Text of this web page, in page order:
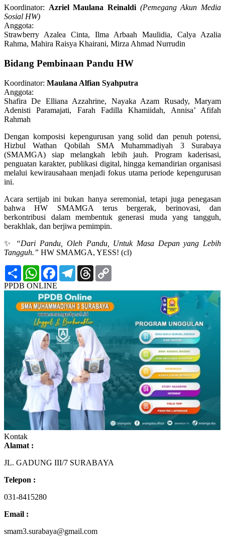
Koordinator: Azriel Maulana Reinaldi (Pemegang Akun Media
Sosial HW)
Anggota:
Strawberry Azalea Cinta, Ilma Arbaah Maulidia, Calya Azalia
Rahma, Mahira Raisya Khairani, Mirza Ahmad Nurrudin
Bidang Pembinaan Pandu HW
Koordinator: Maulana Alfian Syahputra
Anggota:
Shafira De Elliana Azzahrine, Nayaka Azam Rusady, Maryam
Adenisti Paramajati, Farah Fadilla Khamiidah, Annisa’ Afifah
Rahmah
Dengan komposisi kepengurusan yang solid dan penuh potensi,
Hizbul Wathan Qobilah SMA Muhammadiyah 3 Surabaya
(SMAMGA) siap melangkah lebih jauh. Program kaderisasi,
penguatan karakter, publikasi digital, hingga kemandirian organisasi
melalui kewirausahaan menjadi fokus utama periode kepengurusan
ini.
Acara sertijab ini bukan hanya seremonial, tetapi juga penegasan
bahwa HW SMAMGA terus bergerak, berinovasi, dan
berkontribusi dalam membentuk generasi muda yang tangguh,
berakhlak, dan berjiwa pemimpin.
✨ “Dari Pandu, Oleh Pandu, Untuk Masa Depan yang Lebih
Tangguh.” HW SMAMGA, YESS! (cl)
Share WhatsAppFacebookTelegramThreads
PPDB ONLINE
Kontak
Alamat :
JL. GADUNG III/7 SURABAYA
Telepon :
031-8415280
Email :
smam3.surabaya@gmail.com